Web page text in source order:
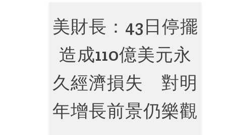
美財長：43日停擺
造成110億美元永
久經濟損失 對明
年增長前景仍樂觀